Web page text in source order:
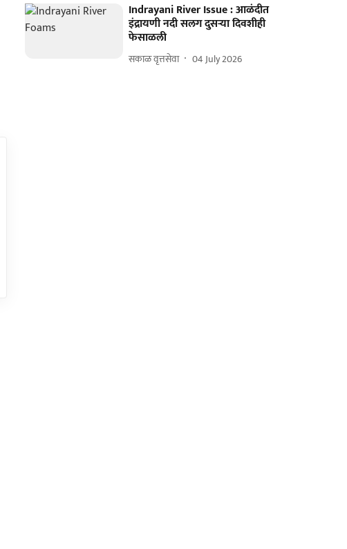
Indrayani River Issue : आळंदीत
इंद्रायणी नदी सलग दुसऱ्या दिवशीही
फेसाळली
सकाळ वृत्तसेवा 04 July 2026